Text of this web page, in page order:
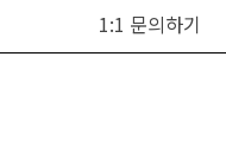
1:1 문의하기